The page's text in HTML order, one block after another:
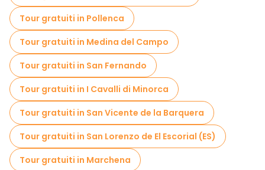
Tour gratuiti in Pollenca
Tour gratuiti in Medina del Campo
Tour gratuiti in San Fernando
Tour gratuiti in I Cavalli di Minorca
Tour gratuiti in San Vicente de la Barquera
Tour gratuiti in San Lorenzo de El Escorial (ES)
Tour gratuiti in Marchena